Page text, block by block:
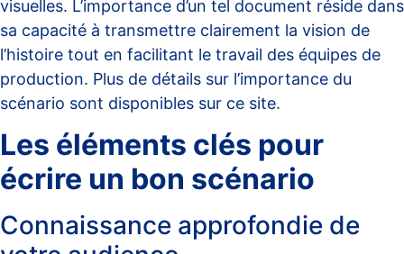
visuelles. L’importance d’un tel document réside dans
sa capacité à transmettre clairement la vision de
l’histoire tout en facilitant le travail des équipes de
production. Plus de détails sur l’importance du
scénario sont disponibles sur ce site.
Les éléments clés pour
écrire un bon scénario
Connaissance approfondie de